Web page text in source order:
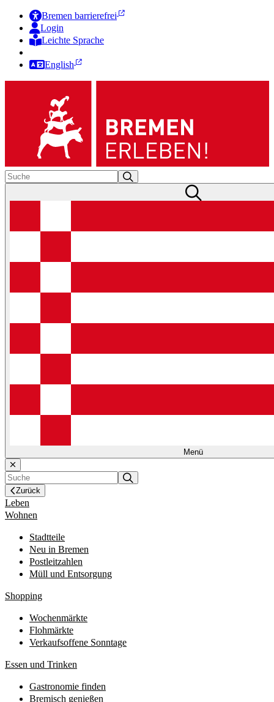
Bremen barrierefrei
Login
Leichte Sprache
English
Menü
Zurück
Leben
Wohnen
Stadtteile
Neu in Bremen
Postleitzahlen
Müll und Entsorgung
Shopping
Wochenmärkte
Flohmärkte
Verkaufsoffene Sonntage
Essen und Trinken
Gastronomie finden
Bremisch genießen